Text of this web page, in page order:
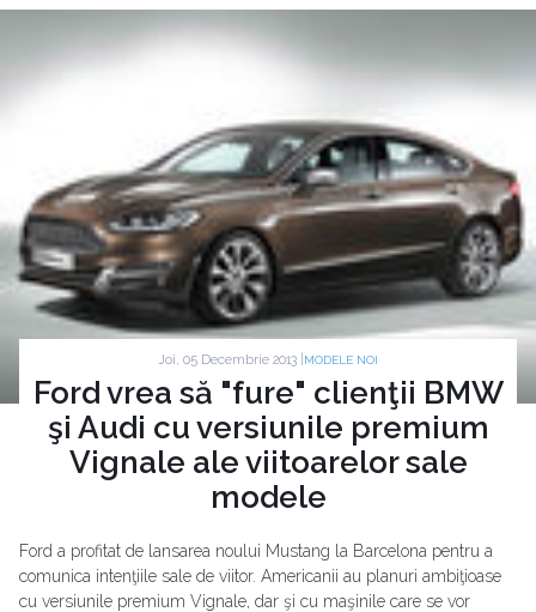
Joi, 05 Decembrie 2013 | MODELE NOI
Ford vrea să "fure" clienţii BMW
şi Audi cu versiunile premium
Vignale ale viitoarelor sale
modele
Ford a profitat de lansarea noului Mustang la Barcelona pentru a
comunica intenţiile sale de viitor. Americanii au planuri ambiţioase
cu versiunile premium Vignale, dar şi cu maşinile care se vor